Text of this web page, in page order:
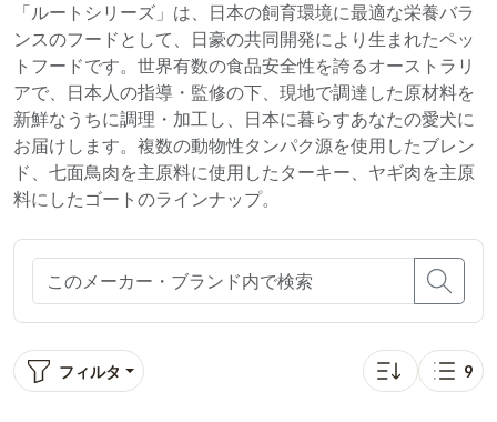
「ルートシリーズ」は、日本の飼育環境に最適な栄養バラ
ンスのフードとして、日豪の共同開発により生まれたペッ
トフードです。世界有数の食品安全性を誇るオーストラリ
アで、日本人の指導・監修の下、現地で調達した原材料を
新鮮なうちに調理・加工し、日本に暮らすあなたの愛犬に
お届けします。複数の動物性タンパク源を使用したブレン
ド、七面鳥肉を主原料に使用したターキー、ヤギ肉を主原
料にしたゴートのラインナップ。
フィルタ
並び替え: 人気順
表示
9